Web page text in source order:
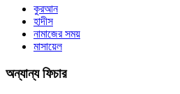
কুরআন
হাদীস
নামাজের সময়
মাসায়েল
অন্যান্য ফিচার